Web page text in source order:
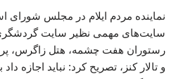
نماینده مردم ایلام در مجلس شورای
سایت‌های مهمی نظیر سایت
رستوران هفت چشمه، هتل زاگرس،
و تالار کنز، تصریح کرد: نباید اجازه